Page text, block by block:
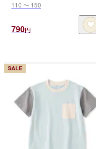
110 〜 150
790円
SALE